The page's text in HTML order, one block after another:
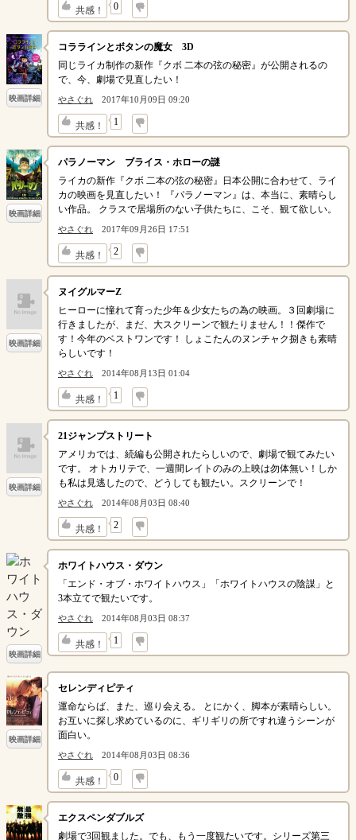
共感！ 0
↓
映画詳細
コララインとボタンの魔女 3D
同じライカ制作の新作『クボ 二本の弦の秘密』が公開されるの
で、今、劇場で見直したい！
やさぐれ 2017年10月09日 09:20
共感！ 1
↓
映画詳細
パラノーマン ブライス・ホローの謎
ライカの新作『クボ 二本の弦の秘密』日本公開に合わせて、ライ
カの映画を見直したい！ 『パラノーマン』は、本当に、素晴らし
い作品。 クラスで居場所のない子供たちに、こそ、観て欲しい。
やさぐれ 2017年09月26日 17:51
共感！ 2
↓
映画詳細
ヌイグルマーZ
ヒーローに憧れて育った少年＆少女たちの為の映画。３回劇場に
行きましたが、まだ、大スクリーンで観たりません！！傑作で
す！今年のベストワンです！ しょこたんのヌンチャク捌きも素晴
らしいです！
やさぐれ 2014年08月13日 01:04
共感！ 1
↓
映画詳細
21ジャンプストリート
アメリカでは、続編も公開されたらしいので、劇場で観てみたい
です。 オトカリテで、一週間レイトのみの上映は勿体無い！しか
も私は見逃したので、どうしても観たい。スクリーンで！
やさぐれ 2014年08月03日 08:40
共感！ 2
↓
映画詳細
ホワイトハウス・ダウン
「エンド・オブ・ホワイトハウス」「ホワイトハウスの陰謀」と
3本立てで観たいです。
やさぐれ 2014年08月03日 08:37
共感！ 1
↓
映画詳細
セレンディピティ
運命ならば、また、巡り会える。 とにかく、脚本が素晴らしい。
お互いに探し求めているのに、ギリギリの所ですれ違うシーンが
面白い。
やさぐれ 2014年08月03日 08:36
共感！ 0
↓
エクスペンダブルズ
劇場で3回観ました。でも、もう一度観たいです。シリーズ第三